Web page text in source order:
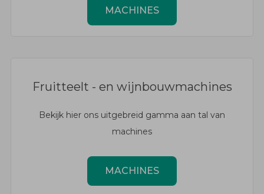
MACHINES
Fruitteelt - en wijnbouwmachines
Bekijk hier ons uitgebreid gamma aan tal van
machines
MACHINES